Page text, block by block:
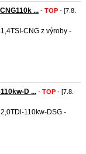
... - TOP - [7.8.
CNG z výroby -
D ... - TOP - [7.8.
110kw-DSG -